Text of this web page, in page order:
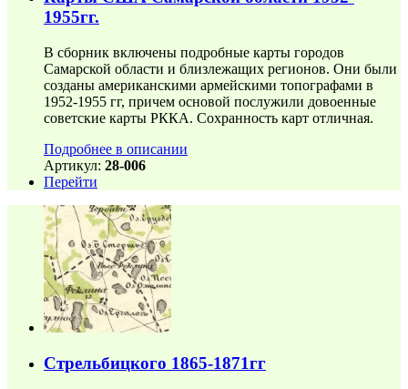
1955гг.
В сборник включены подробные карты городов
Самарской области и близлежащих регионов. Они были
созданы американскими армейскими топографами в
1952-1955 гг, причем основой послужили довоенные
советские карты РККА. Сохранность карт отличная.
Подробнее в описании
Артикул: 28-006
Перейти
Стрельбицкого 1865-1871гг